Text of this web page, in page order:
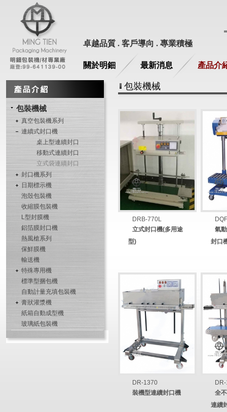
卓越品質 . 客戶導向 . 專業積極
關於明鈿 最新消息 產品介
包裝機械
真空包裝機系列
連續式封口機
桌上型連續封口
移動式連續封口
立式袋連續封口
封口機系列
日期標示機
泡殼包裝機
收縮膜包裝機
L型封膜機
鋁箔膜封口機
熱風槍系列
保鮮膜機
輸送機
特殊專用機
標準型捆包機
自動計量充填包裝機
膏狀灌漿機
紙箱自動成型機
玻璃紙包裝機
包裝機械
DRB-770L
立式封口機(多用途
型)
氣
封口
DR-1370
裝機型連續封口機
全
連續